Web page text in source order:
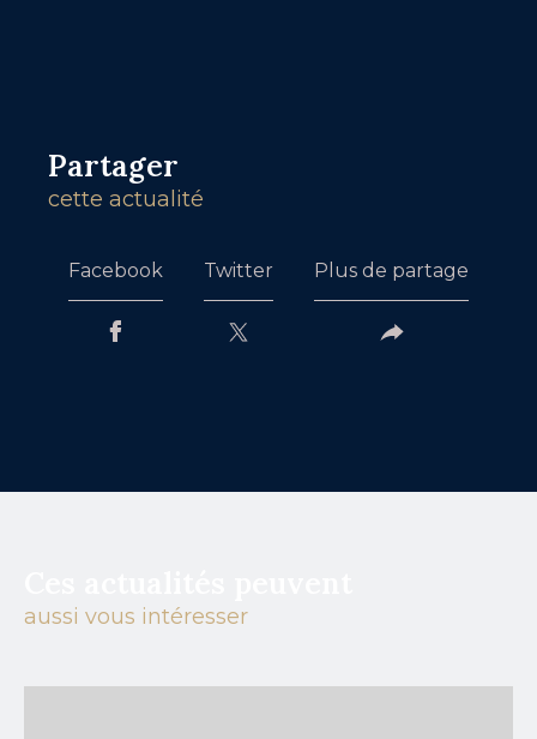
Partager
cette actualité
Facebook Twitter Plus de partage
aussi vous intéresser